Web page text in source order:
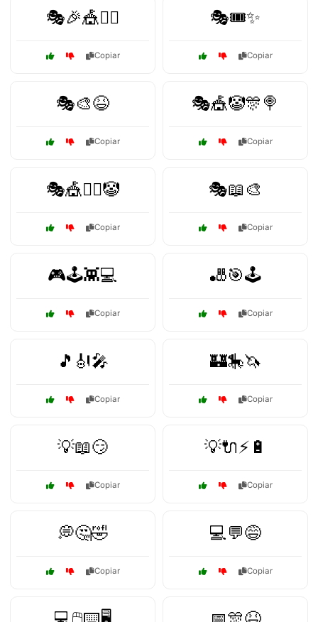
🎭🎉🎪🤹‍♂️
Copiar
🎭🎟️✨
Copiar
🎭🎨😆
Copiar
🎭🎪🤡🎊🍭
Copiar
🎭🎪🤹‍♂️🤡
Copiar
🎭📖🎨
Copiar
🎮🕹️👾💻
Copiar
🎳🎯🕹️
Copiar
🎵🎻🎤
Copiar
🏰🎠🦄
Copiar
💡📖😏
Copiar
💡🔌⚡🔋
Copiar
💭🤔🤣
Copiar
💻💬😅
Copiar